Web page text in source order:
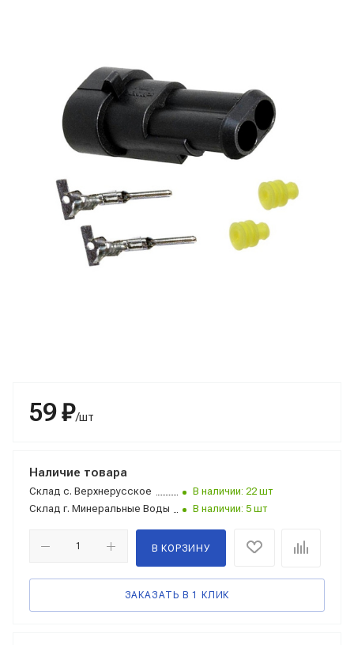
59 ₽/шт
Наличие товара
Склад с. Верхнерусское
В наличии: 22 шт
Склад г. Минеральные Воды В наличии: 5 шт
В КОРЗИНУ
ЗАКАЗАТЬ В 1 КЛИК